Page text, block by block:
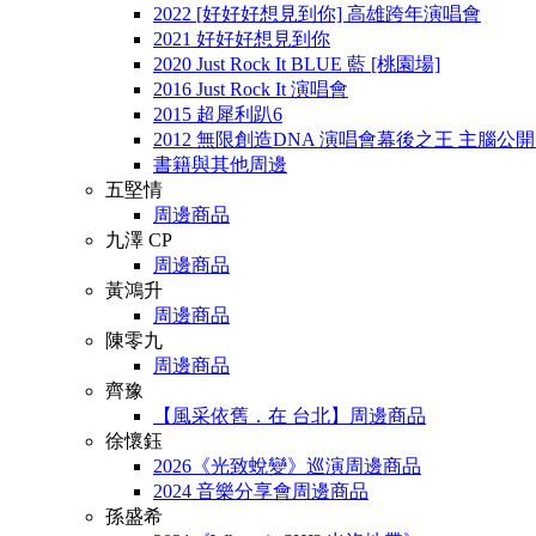
2022 [好好好想見到你] 高雄跨年演唱會
2021 好好好想見到你
2020 Just Rock It BLUE 藍 [桃園場]
2016 Just Rock It 演唱會
2015 超犀利趴6
2012 無限創造DNA 演唱會幕後之王 主腦公
書籍與其他周邊
五堅情
周邊商品
九澤 CP
周邊商品
黃鴻升
周邊商品
陳零九
周邊商品
齊豫
【風采依舊．在 台北】周邊商品
徐懷鈺
2026《光致蛻變》巡演周邊商品
2024 音樂分享會周邊商品
孫盛希